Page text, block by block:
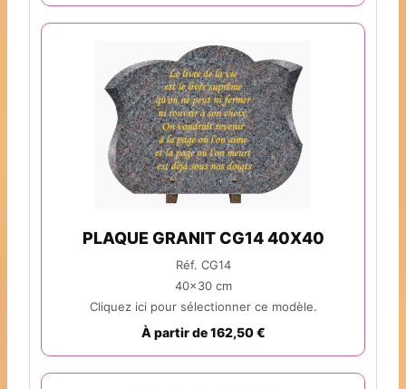
PLAQUE GRANIT CG14 40X40
Réf. CG14
40x30 cm
Cliquez ici pour sélectionner ce modèle.
À partir de 162,50 €